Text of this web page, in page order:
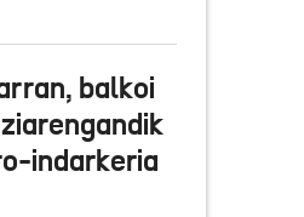
balkoi
indarkeria